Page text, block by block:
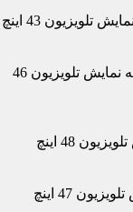
43 اینچ
قیمت و خرید اینترنتی انواع محافظ صفحه نمایش تلویزیون 46
48 اینچ
47 اینچ